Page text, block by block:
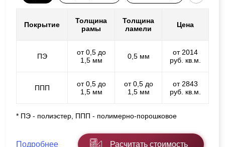
Покрытие
Толщина
рамы
Толщина
ламели
Цена
ПЭ
от 0,5 до
1,5 мм
0,5 мм
от 2014
руб. кв.м.
ППП
от 0,5 до
1,5 мм
от 0,5 до
1,5 мм
от 2843
руб. кв.м.
* ПЭ - полиэстер, ППП - полимерно-порошковое
Подробнее Расчитать стоимость